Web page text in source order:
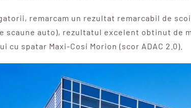
remarcam un rezultat remarcabil de
scaune auto), rezultatul excelent obtinut de
spatar Maxi-Cosi Morion (scor ADAC 2.0).